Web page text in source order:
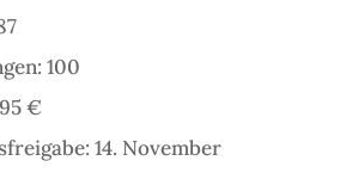
100
€
14. November